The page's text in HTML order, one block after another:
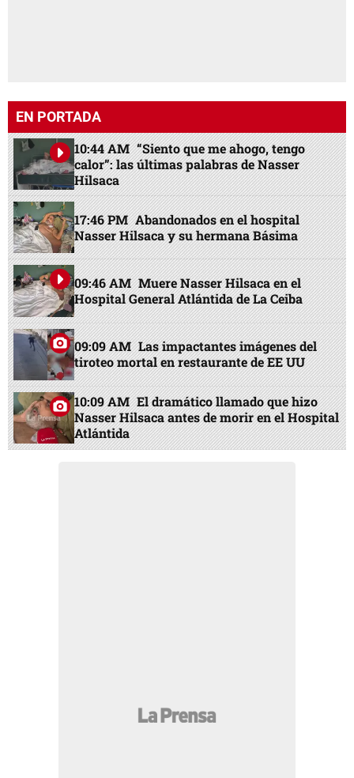
EN PORTADA
10:44 AM “Siento que me ahogo, tengo
calor”: las últimas palabras de Nasser
Hilsaca
17:46 PM Abandonados en el hospital
Nasser Hilsaca y su hermana Básima
09:46 AM Muere Nasser Hilsaca en el
Hospital General Atlántida de La Ceiba
09:09 AM Las impactantes imágenes del
tiroteo mortal en restaurante de EE UU
10:09 AM El dramático llamado que hizo
Nasser Hilsaca antes de morir en el Hospital
Atlántida